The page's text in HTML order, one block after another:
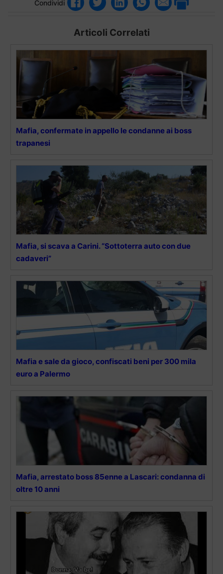
Condividi
Articoli Correlati
Mafia, confermate in appello le condanne ai boss
trapanesi
Mafia, si scava a Carini. “Sottoterra auto con due
cadaveri”
Mafia e sale da gioco, confiscati beni per 300 mila
euro a Palermo
Mafia, arrestato boss 85enne a Lascari: condanna di
oltre 10 anni